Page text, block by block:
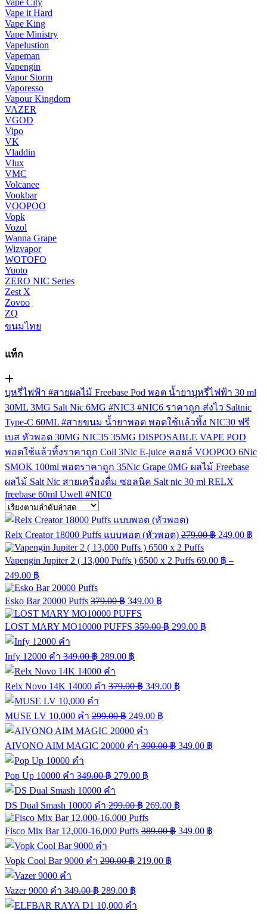
Vape City
Vape it Hard
Vape King
Vape Ministry
Vapelustion
Vapeman
Vapengin
Vapor Storm
Vaporesso
Vapour Kingdom
VAZER
VGOD
Vipo
VK
Vladdin
Vlux
VMC
Volcanee
Vookbar
VOOPOO
Vopk
Vozol
Wanna Grape
Wizvapor
WOTOFO
Yuoto
ZERO NIC Series
Zest X
Zovoo
ZQ
ขนมไทย
แท็ก
บุหรี่ไฟฟ้า #สายผลไม้ Freebase Pod พอต น้ำยาบุหรี่ไฟฟ้า 30 ml
30ML 3MG Salt Nic 6MG #NIC3 #NIC6 ราคาถูก ส่งไว Saltnic
Type-C 60ML #สายขนม น้ำยาพอต พอตใช้แล้วทิ้ง NIC30 ฟรี
เบส หัวพอต 30MG NIC35 35MG DISPOSABLE VAPE POD
พอตใช้แล้วทิ้งราคาถูก Coil 3Nic E-juice คอยล์ VOOPOO 6Nic
SMOK 100ml พอตราคาถูก 35Nic Grape 0MG ผลไม้ Freebase
ผลไม้ Salt Nic สายเครื่องดื่ม ซอลนิค Salt nic 30 ml RELX
freebase 60ml Uwell #NIC0
Relx Creator 18000 Puffs แบบพอต (หัวพอต) 279.00฿ 249.00 ฿
Vapengin Jupiter 2 ( 13,000 Puffs ) 6500 x 2 Puffs 69.00 ฿ –
249.00 ฿
Esko Bar 20000 Puffs 379.00฿ 349.00 ฿
LOST MARY MO10000 PUFFS 359.00฿ 299.00 ฿
Infy 12000 คำ 349.00฿ 289.00 ฿
Relx Novo 14K 14000 คำ 379.00฿ 349.00 ฿
MUSE LV 10,000 คำ 299.00฿ 249.00 ฿
AIVONO AIM MAGIC 20000 คำ 390.00฿ 349.00 ฿
Pop Up 10000 คำ 349.00฿ 279.00 ฿
DS Dual Smash 10000 คำ 299.00฿ 269.00 ฿
Fisco Mix Bar 12,000-16,000 Puffs 389.00฿ 349.00 ฿
Vopk Cool Bar 9000 คำ 290.00฿ 219.00 ฿
Vazer 9000 คำ 349.00฿ 289.00 ฿